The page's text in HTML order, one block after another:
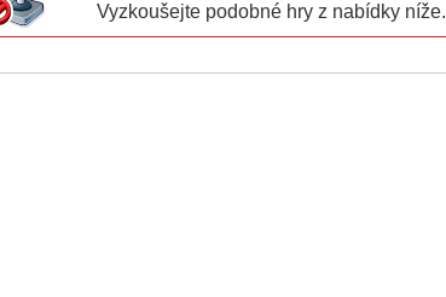
Vyzkoušejte podobné hry z nabídky níže.